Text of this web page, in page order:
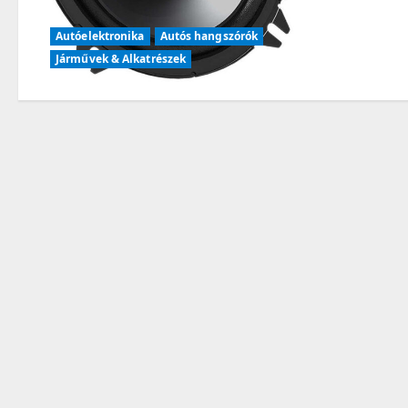
Autóelektronika
Autós hangszórók
Járművek & Alkatrészek